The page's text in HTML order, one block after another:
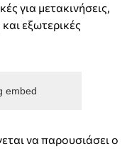
για μετακινήσεις,
εξωτερικές
embed
να παρουσιάσει ο